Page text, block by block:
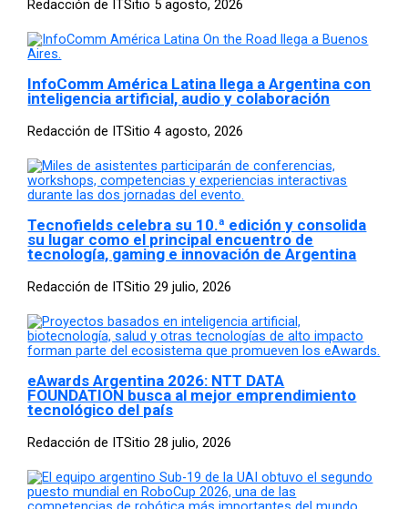
Redacción de ITSitio 5 agosto, 2026
InfoComm América Latina llega a Argentina con
inteligencia artificial, audio y colaboración
Redacción de ITSitio4 agosto, 2026
Tecnofields celebra su 10.ª edición y consolida
su lugar como el principal encuentro de
tecnología, gaming e innovación de Argentina
Redacción de ITSitio29 julio, 2026
eAwards Argentina 2026: NTT DATA
FOUNDATION busca al mejor emprendimiento
tecnológico del país
Redacción de ITSitio28 julio, 2026